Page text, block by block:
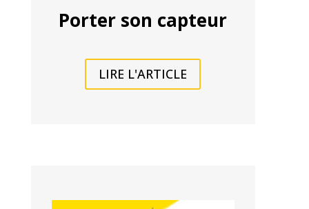
Porter son capteur
LIRE L'ARTICLE